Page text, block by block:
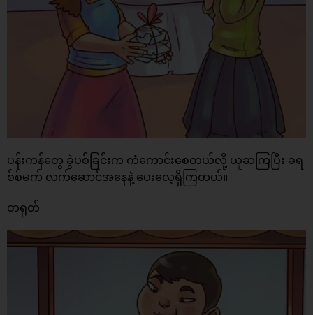
ပန်းကန်တွေ ခွဲပစ်ခြင်းက ကံကောင်းစေတယ်လို့ ယူဆကြပြီး ခရ
စ်စ်မက် လက်ဆောင်အနေနဲ့ ပေးလေ့ရှိကြတယ်။
တရုတ်